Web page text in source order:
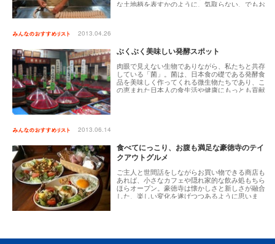
な土地柄を表すかのように、気取らない、でもお
2013.04.26
ぶくぶく美味しい発酵スポット
肉眼で見えない生物でありながら、私たちと共存
している「菌」。菌は、日本食の礎である発酵食
品を美味しく作ってくれる微生物たちであり、こ
の恵まれた日本人の食生活や健康にもっとも貢献
2013.06.14
食べてにっこり、お腹も満足な豪徳寺のテイ
クアウトグルメ
ご主人と世間話をしながらお買い物できる商店も
あれば、小さなカフェや隠れ家的な飲み処もちら
ほらオープン。豪徳寺は懐かしさと新しさが融合
した、楽しい変化を遂げつつあるように思いま